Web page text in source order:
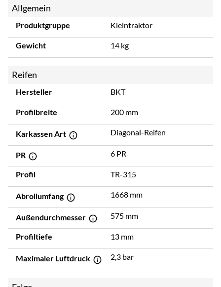
Allgemein
Produktgruppe Kleintraktor
Gewicht 14 kg
Reifen
Hersteller BKT
Profilbreite 200 mm
Karkassen Art Diagonal-Reifen
PR 6 PR
Profil TR-315
Abrollumfang 1668 mm
Außendurchmesser 575 mm
Profiltiefe 13 mm
Maximaler Luftdruck 2,3 bar